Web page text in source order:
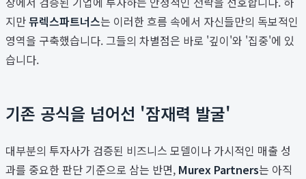
지만뮤렉스파트너스는 이러한 흐름 속에서 자신들만의 독보적인
영역을 구축했습니다. 그들의 차별점은 바로 '깊이'와 '집중'에 있
습니다.
기존 공식을 넘어선 '잠재력 발굴'
대부분의 투자사가 검증된 비즈니스 모델이나 가시적인 매출 성
과를 중요한 판단 기준으로 삼는 반면, Murex Partners는 아직